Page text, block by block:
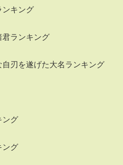
ンキング
君ランキング
刃を遂げた大名ランキング
ング
ング